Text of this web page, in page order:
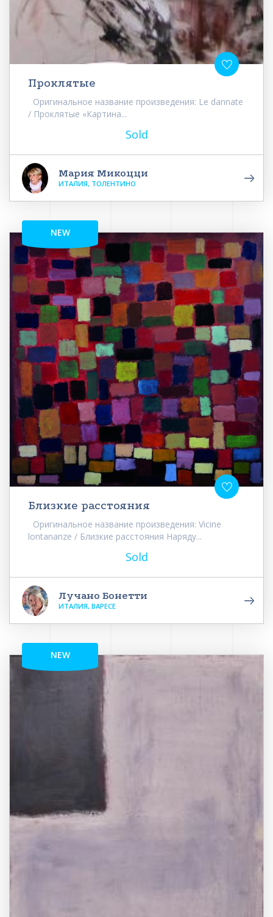
Проклятые
Оригинальное название произведения: Le dannate
/ Проклятые «Картина...
Sold
Мария Микоцци
ИТАЛИЯ, ТОЛЕНТИНО
NEW
Близкие расстояния
Оригинальное название произведения: Vicine
lontananze / Близкие расстояния Наряду...
Sold
Лучано Бонетти
ИТАЛИЯ, ВАРЕСЕ
NEW